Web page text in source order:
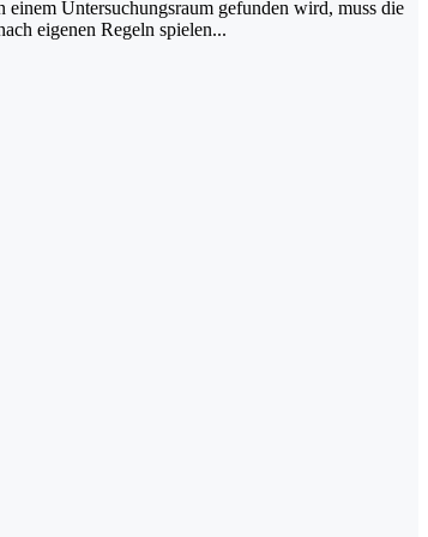
Untersuchungsraum gefunden wird, muss die
eigenen Regeln spielen...